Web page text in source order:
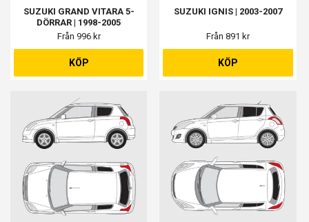
SUZUKI GRAND VITARA 5-
DÖRRAR | 1998-2005
Från 996 kr
KÖP
SUZUKI IGNIS | 2003-2007
Från 891 kr
KÖP